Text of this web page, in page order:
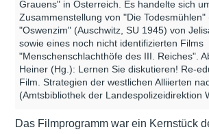
Grauens" in Österreich. Es handelte sich
Zusammenstellung von "Die Todesmühlen"
"Oswenzim" (Auschwitz, SU 1945) von
sowie eines noch nicht identifizierten Films
"Menschenschlachthöfe des III. Reiches".
Heiner (Hg.): Lernen Sie diskutieren! Re-
Film. Strategien der westlichen Alliierten
(Amtsbibliothek der Landespolizeidirektion
Das Filmprogrammwar ein Kernstück